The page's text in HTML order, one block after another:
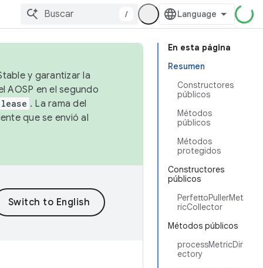
/
En esta página
Resumen
Constructores
públicos
Métodos
públicos
Métodos
protegidos
Constructores
públicos
PerfettoPullerMet
ricCollector
Métodos públicos
processMetricDir
ectory
y garantizar la
AOSP en el segundo
. La rama del
que se envió al